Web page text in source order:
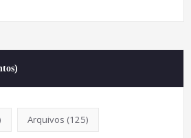
Arquivos (125)